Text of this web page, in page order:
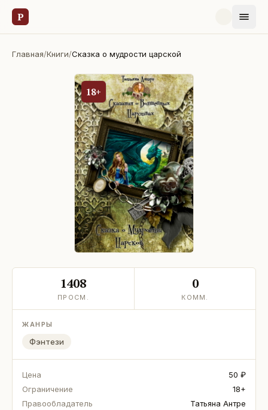
Р
Главная/Книги/Сказка о мудрости царской
18+
1408
ПРОСМ.
0
КОММ.
ЖАНРЫ
Фэнтези
Цена
50 ₽
Ограничение
18+
Правообладатель
Татьяна Антре